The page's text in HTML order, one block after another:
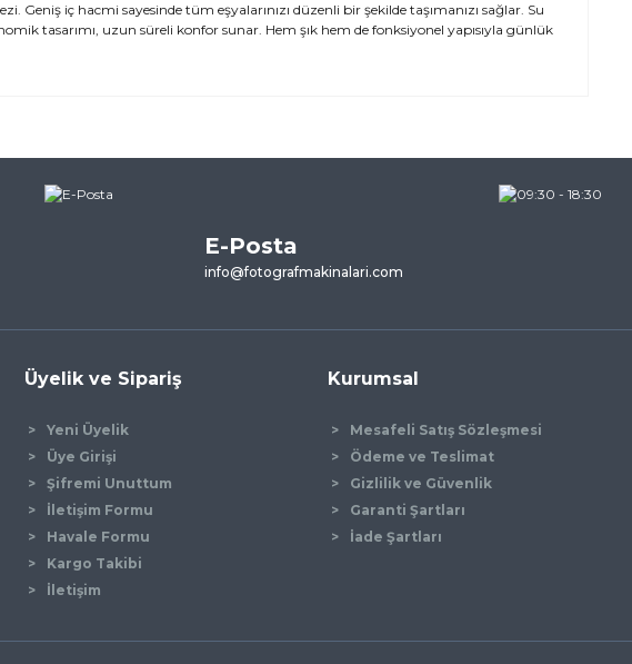
Geniş iç hacmi sayesinde tüm eşyalarınızı düzenli bir şekilde taşımanızı sağlar. Su
tasarımı, uzun süreli konfor sunar. Hem şık hem de fonksiyonel yapısıyla günlük
Gönder
E-Posta
info@fotografmakinalari.com
Üyelik ve Sipariş
Yeni Üyelik
Üye Girişi
Şifremi Unuttum
İletişim Formu
Havale Formu
Kargo Takibi
İletişim
Kurumsal
Mesafeli Satış Sözleşmesi
Ödeme ve Teslimat
Gizlilik ve Güvenlik
Garanti Şartları
İade Şartları